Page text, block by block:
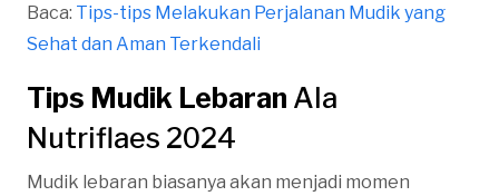
Baca: Tips-tips Melakukan Perjalanan Mudik yang
Sehat dan Aman Terkendali
Tips Mudik Lebaran Ala
Nutriflaes 2024
Mudik lebaran biasanya akan menjadi momen